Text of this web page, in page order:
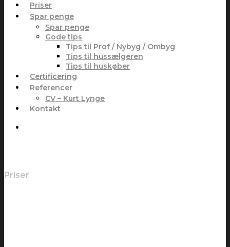
Priser
Spar penge
Spar penge
Gode tips
Tips til Prof / Nybyg / Ombyg
Tips til hussælgeren
Tips til huskøber
Certificering
Referencer
CV – Kurt Lynge
Kontakt
Priser